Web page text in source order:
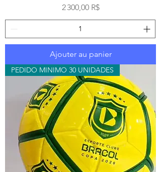
Prix
2 300,00 R$
Ajouter au panier
PEDIDO MINIMO 30 UNIDADES